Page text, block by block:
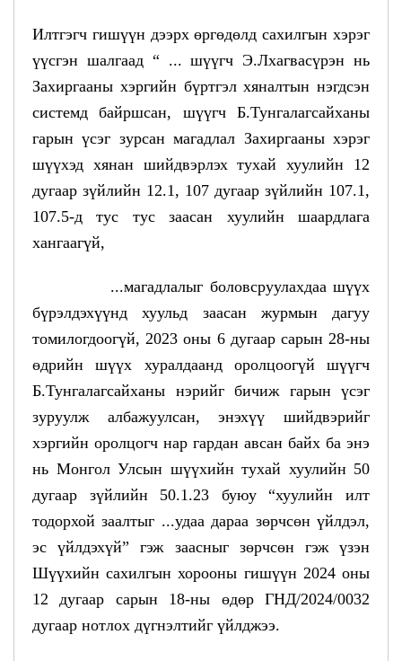
Илтгэгч гишүүн дээрх өргөдөлд сахилгын хэрэг
үүсгэн шалгаад “ ... шүүгч Э.Лхагвасүрэн нь
Захиргааны хэргийн бүртгэл хяналтын нэгдсэн
системд байршсан, шүүгч Б.Тунгалагсайханы
гарын үсэг зурсан магадлал Захиргааны хэрэг
шүүхэд хянан шийдвэрлэх тухай хуулийн 12
дугаар зүйлийн 12.1, 107 дугаар зүйлийн 107.1,
107.5-д тус тус заасан хуулийн шаардлага
хангаагүй,
...магадлалыг боловсруулахдаа шүүх
бүрэлдэхүүнд хуульд заасан журмын дагуу
томилогдоогүй, 2023 оны 6 дугаар сарын 28-ны
өдрийн шүүх хуралдаанд оролцоогүй шүүгч
Б.Тунгалагсайханы нэрийг бичиж гарын үсэг
зуруулж албажуулсан, энэхүү шийдвэрийг
хэргийн оролцогч нар гардан авсан байх ба энэ
нь Монгол Улсын шүүхийн тухай хуулийн 50
дугаар зүйлийн 50.1.23 буюу “хуулийн илт
тодорхой заалтыг ...удаа дараа зөрчсөн үйлдэл,
эс үйлдэхүй” гэж заасныг зөрчсөн гэж үзэн
Шүүхийн сахилгын хорооны гишүүн 2024 оны
12 дугаар сарын 18-ны өдөр ГНД/2024/0032
дугаар нотлох дүгнэлтийг үйлджээ.